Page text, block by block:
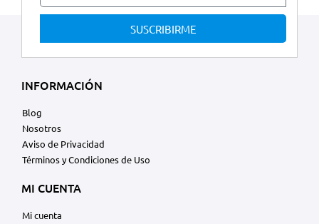
SUSCRIBIRME
INFORMACIÓN
Blog
Nosotros
Aviso de Privacidad
Términos y Condiciones de Uso
MI CUENTA
Mi cuenta